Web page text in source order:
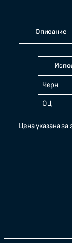
Описание
Черн
ОЦ
Цена указана